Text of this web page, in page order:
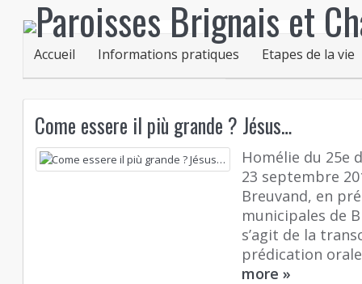
Accueil Informations pratiques Etapes de la vie
Come essere il più grande ? Jésus…
Homélie du 25e
23 septembre
Breuvand, en
municipales de
s’agit de la
prédication
more»